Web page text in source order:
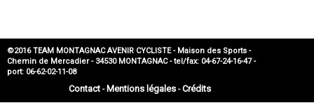
©2016 TEAM MONTAGNAC AVENIR CYCLISTE - Maison des Sports -
Chemin de Mercadier - 34530 MONTAGNAC - tel/fax: 04-67-24-16-47 -
port: 06-62-02-11-08
Contact- Mentions légales-Crédits